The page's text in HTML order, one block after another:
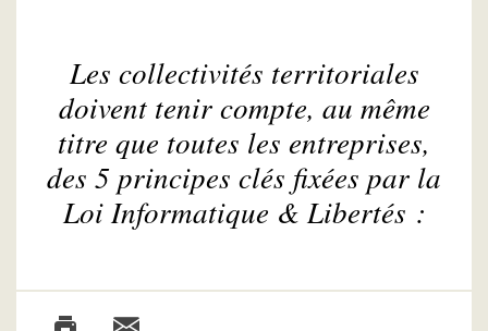
Les collectivités territoriales
doivent tenir compte, au même
titre que toutes les entreprises,
des 5 principes clés fixées par la
Loi Informatique & Libertés :